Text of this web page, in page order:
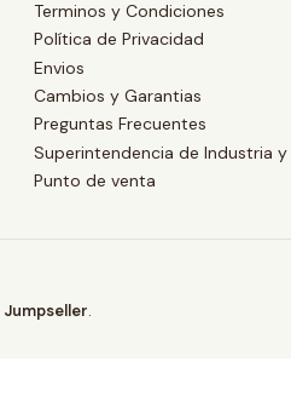
Terminos y Condiciones
Política de Privacidad
Envios
Cambios y Garantias
Preguntas Frecuentes
Superintendencia de Industria
Punto de venta
.